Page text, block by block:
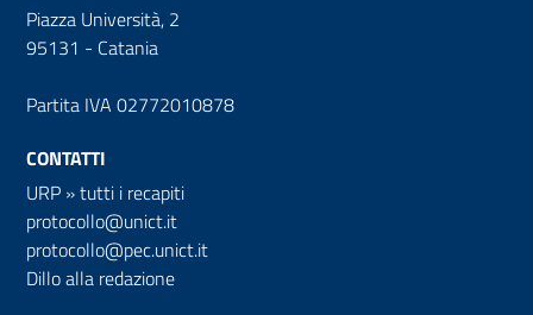
Piazza Università, 2
95131 - Catania
Partita IVA 02772010878
CONTATTI
URP »tutti i recapiti
protocollo@unict.it
protocollo@pec.unict.it
Dillo alla redazione